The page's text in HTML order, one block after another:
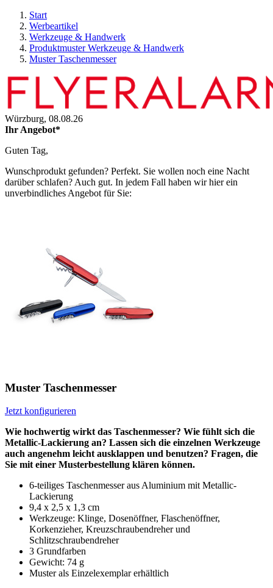
Start
Werbeartikel
Werkzeuge & Handwerk
Produktmuster Werkzeuge & Handwerk
Muster Taschenmesser
Würzburg, 08.08.26
Ihr Angebot*
Guten Tag,
Wunschprodukt gefunden? Perfekt. Sie wollen noch eine Nacht
darüber schlafen? Auch gut. In jedem Fall haben wir hier ein
unverbindliches Angebot für Sie:
Muster Taschenmesser
Jetzt konfigurieren
Wie hochwertig wirkt das Taschenmesser? Wie fühlt sich die
Metallic-Lackierung an? Lassen sich die einzelnen Werkzeuge
auch angenehm leicht ausklappen und benutzen? Fragen, die
Sie mit einer Musterbestellung klären können.
6-teiliges Taschenmesser aus Aluminium mit Metallic-
Lackierung
9,4 x 2,5 x 1,3 cm
Werkzeuge: Klinge, Dosenöffner, Flaschenöffner,
Korkenzieher, Kreuzschraubendreher und
Schlitzschraubendreher
3 Grundfarben
Gewicht: 74 g
Muster als Einzelexemplar erhältlich